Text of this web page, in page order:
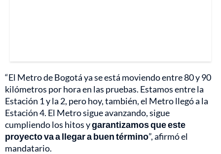
“El Metro de Bogotá ya se está moviendo entre 80 y 90
kilómetros por hora en las pruebas. Estamos entre la
Estación 1 y la 2, pero hoy, también, el Metro llegó a la
Estación 4. El Metro sigue avanzando, sigue
cumpliendo los hitos ygarantizamos que este
proyecto va a llegar a buen término”, afirmó el
mandatario.